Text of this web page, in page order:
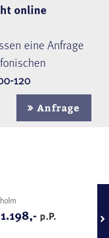
online
eine Anfrage
120
Anfrage
p.P.